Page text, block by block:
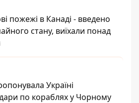
пожежі в Канаді - введено
стану, виїхали понад
Україні
по кораблях у Чорному